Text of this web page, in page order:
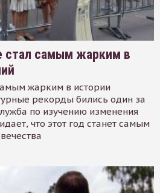
стал самым жарким в
жарким в истории
рекорды бились один за
по изучению изменения
что этот год станет самым